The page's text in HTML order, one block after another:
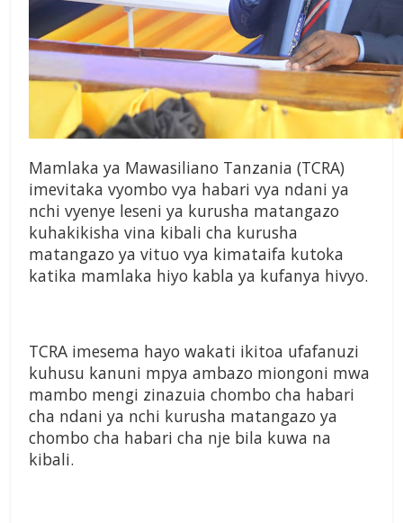
Mamlaka ya Mawasiliano Tanzania (TCRA)
imevitaka vyombo vya habari vya ndani ya
nchi vyenye leseni ya kurusha matangazo
kuhakikisha vina kibali cha kurusha
matangazo ya vituo vya kimataifa kutoka
katika mamlaka hiyo kabla ya kufanya hivyo.
TCRA imesema hayo wakati ikitoa ufafanuzi
kuhusu kanuni mpya ambazo miongoni mwa
mambo mengi zinazuia chombo cha habari
cha ndani ya nchi kurusha matangazo ya
chombo cha habari cha nje bila kuwa na
kibali.